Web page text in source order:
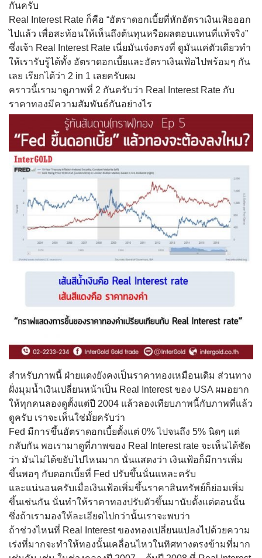
กันครับ
Real Interest Rate ก็คือ “อัตราดอกเบี้ยที่หักอัตราเงินเฟ้อออก
ไปแล้ว เพื่อสะท้อนให้เห็นถึงต้นทุนหรือผลตอบแทนที่แท้จริง”
ซึ่งเจ้า Real Interest Rate เนี่ยมันเจ๋งตรงที่ ดูมันแค่ตัวเดียวทำ
ให้เรารับรู้ได้ทั้ง อัตราดอกเบี้ยและอัตราเงินเฟ้อไปพร้อมๆ กัน
เลย เรียกได้ว่า 2 in 1 เลยครับผม
คราวนี้เรามาดูภาพที่ 2 กันครับว่า Real Interest Rate กับ
ราคาทองมีความสัมพันธ์กันอย่างไร
สำหรับภาพนี้ ฝ่ายแดงยังคงเป็นราคาทองเหมือนเดิม ส่วนทาง
ฝั่งมุมน้ำเงินเปลี่ยนหน้าเป็น Real Interest ของ USA ผมอยาก
ให้ทุกคนลองดูตั้งแต่ปี 2004 แล้วลองเทียบภาพนี้กับภาพที่แล้ว
ดูครับ เราจะเห็นใช่มั้ยครับว่า
Fed มีการขึ้นอัตราดอกเบี้ยตั้งแต่ 0% ไปจนถึง 5% นิดๆ แต่
กลับกัน พอเรามาดูที่ภาพของ Real Interest rate จะเห็นได้ชัด
ว่า มันไม่ได้ขยับไปไหนมาก นั่นแสดงว่า เงินเฟ้อก็มีการเพิ่ม
ขึ้นพอๆ กับดอกเบี้ยที่ Fed ปรับขึ้นนั่นแหละครับ
และแน่นอนครับเมื่อเงินเฟ้อเพิ่มขึ้นราคาสินทรัพย์ก็ย่อมเพิ่ม
ขึ้นเช่นกัน นั่นทำให้ราคาทองปรับตัวขึ้นมานับตั้งแต่ตอนนั้น
ซึ่งถ้าเรามองให้ละเอียดไปกว่านั้นเราจะพบว่า
ถ้าช่วงไหนที่ Real Interest ของทองเปลี่ยนแปลงไปด้วยความ
เร่งที่มากจะทำให้ทองนั้นเคลื่อนไหวในทิศทางตรงข้ามที่มาก